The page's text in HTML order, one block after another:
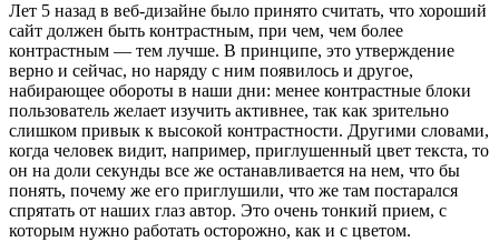
Лет 5 назад в веб-дизайне было принято считать, что хороший
сайт должен быть контрастным, при чем, чем более
контрастным — тем лучше. В принципе, это утверждение
верно и сейчас, но наряду с ним появилось и другое,
набирающее обороты в наши дни: менее контрастные блоки
пользователь желает изучить активнее, так как зрительно
слишком привык к высокой контрастности. Другими словами,
когда человек видит, например, приглушенный цвет текста, то
он на доли секунды все же останавливается на нем, что бы
понять, почему же его приглушили, что же там постарался
спрятать от наших глаз автор. Это очень тонкий прием, с
которым нужно работать осторожно, как и с цветом.